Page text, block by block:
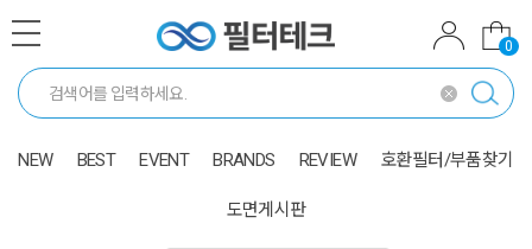
0
NEW BEST EVENT BRANDS REVIEW 호환필터/부품찾기
도면게시판